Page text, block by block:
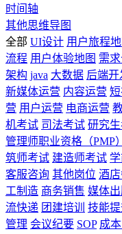
时间轴
其他思维导图
全部 UI设计 用户旅程地
流程 用户体验地图 需
架构 java 大数据 后端开
新媒体运营 内容运营
营 用户运营 电商运营
机考试 司法考试 研究
管理师职业资格（PMP）
筑师考试 建造师考试
客服咨询 其他岗位 酒
工制造 商务销售 媒体
流快递 团建培训 技能
管理 会议纪要 SOP 成